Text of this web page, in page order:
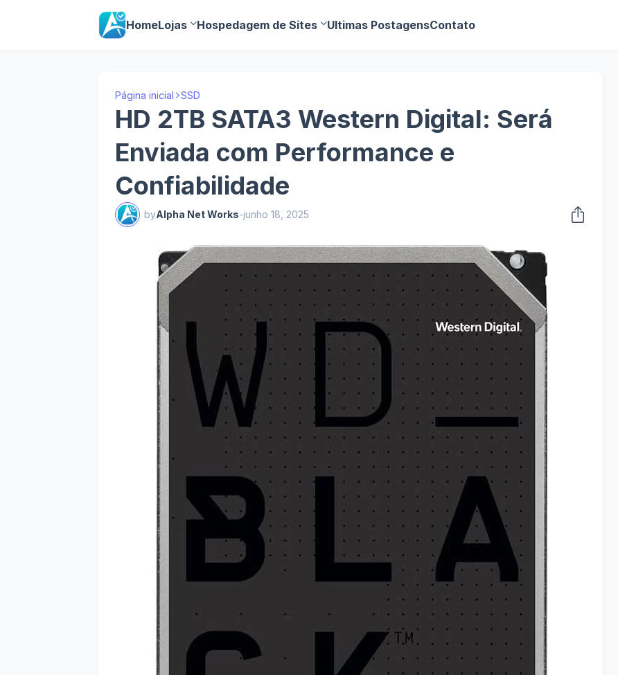
HomeLojas Hospedagem de Sites Ultimas PostagensContato
Página inicial SSD
HD 2TB SATA3 Western Digital: Será
Enviada com Performance e
Confiabilidade
byAlpha Net Works-junho 18, 2025